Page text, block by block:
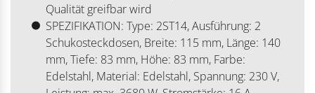
Qualität greifbar wird
SPEZIFIKATION: Type: 2ST14, Ausführung: 2
Schukosteckdosen, Breite: 115 mm, Länge: 140
mm, Tiefe: 83 mm, Höhe: 83 mm, Farbe:
Edelstahl, Material: Edelstahl, Spannung: 230 V,